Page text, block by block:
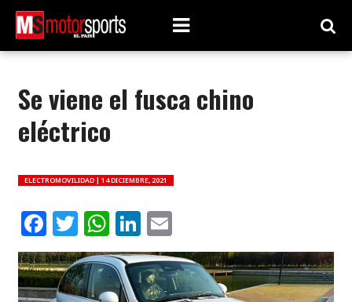
Se viene el fusca chino
eléctrico
ELECTROMOVILIDAD | 14 DICIEMBRE, 2021
Facebook
Twitter
WhatsApp
LinkedIn
Email